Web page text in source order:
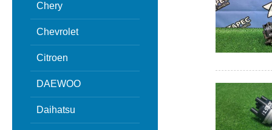
Chery
Chevrolet
Citroen
DAEWOO
Daihatsu